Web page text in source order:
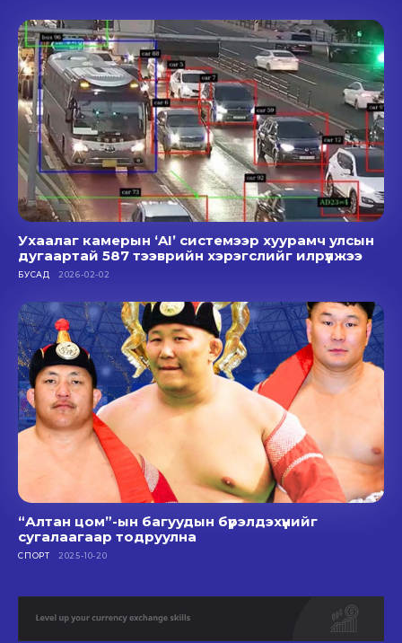
Ухаалаг камерын ‘AI’ системээр хуурамч улсын
дугаартай 587 тээврийн хэрэгслийг илрүүлжээ
БУСАД 2026-02-02
“Алтан цом”-ын багуудын бүрэлдэхүүнийг
сугалаагаар тодруулна
СПОРТ 2025-10-20